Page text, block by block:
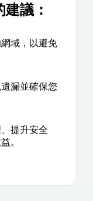
議：
域，以避免
漏並確保您
提升安全
。